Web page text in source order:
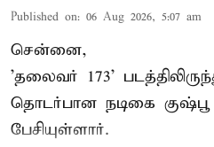
Published on: 06 Aug 2026, 5:07 am
சென்னை,
'தலைவர் 173'
தொடர்பான நடிகை
பேசியுள்ளார்.